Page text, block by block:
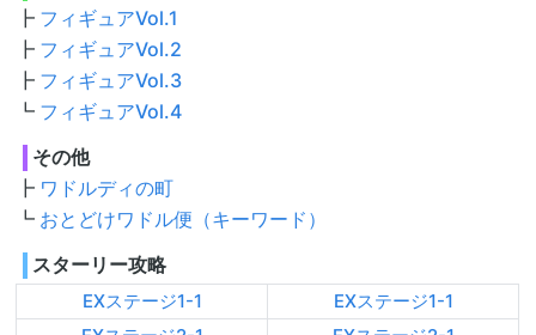
フィギュアVol.1
フィギュアVol.2
フィギュアVol.3
フィギュアVol.4
その他
ワドルディの町
おとどけワドル便（キーワード）
スターリー攻略
EXステージ1-1
EXステージ1-1